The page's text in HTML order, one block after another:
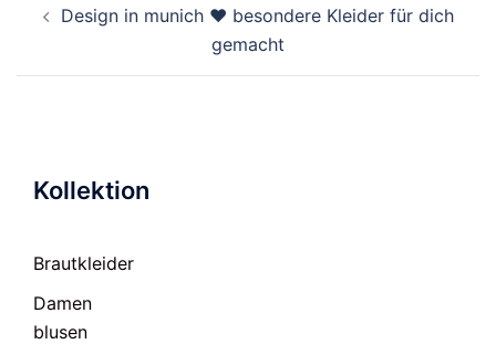
Design in munich ♥ besondere Kleider für dich
gemacht
Kollektion
Brautkleider
Damen
blusen